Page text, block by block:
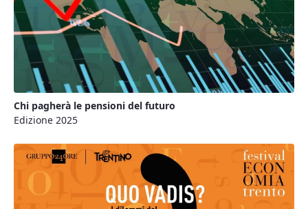
Chi pagherà le pensioni del futuro
Edizione 2025